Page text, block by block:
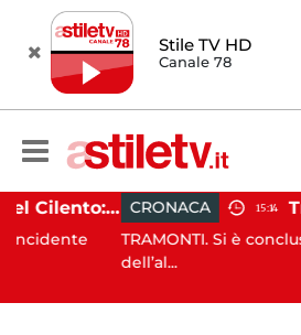
Stile TV HD
Canale 78
Incidente agricolo nel Cilento: trattore si ribalta, muore 71enne CRONACA 15:14
TRAMONTI. Si è conclusa
dell’al...